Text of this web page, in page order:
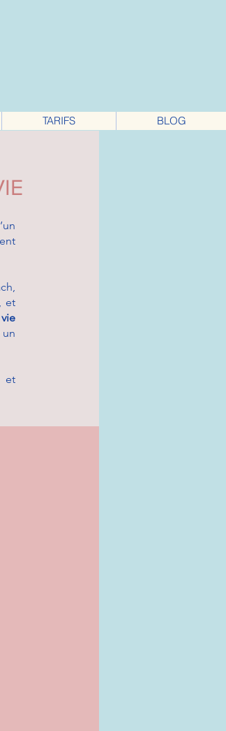
TARIFS BLOG
et
et